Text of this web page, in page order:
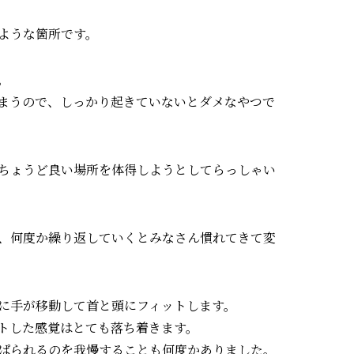
な箇所です。
うので、しっかり起きていないとダメなやつで
ょうど良い場所を体得しようとしてらっしゃい
何度か繰り返していくとみなさん慣れてきて変
が移動して首と頭にフィットします。
た感覚はとても落ち着きます。
れるのを我慢することも何度かありました。